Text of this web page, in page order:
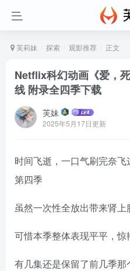
芙莉妹 探索 观影推荐 正文
Netflix科幻动画《爱，
线 附录全四季下载
芙妹
2025年5月17日更新
时间飞逝，一口气刷完奈
第四季
虽然一次性全放出带来肾
可惜本季整体表现平平，惊
有几集还是保留了前几季